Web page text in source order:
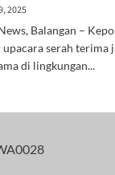
2025
Balangan –
upacara serah terima
di lingkungan...